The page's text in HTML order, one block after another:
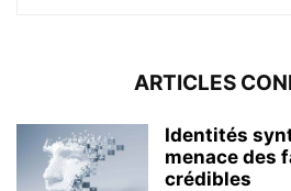
ARTICLES
Identités
menace des
crédibles